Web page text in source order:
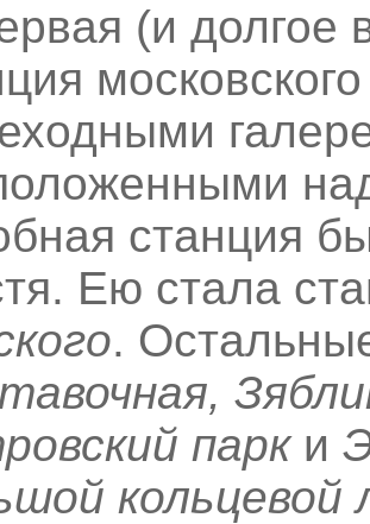
(и долгое
станция
Ею стала
.
парки
кольцевой